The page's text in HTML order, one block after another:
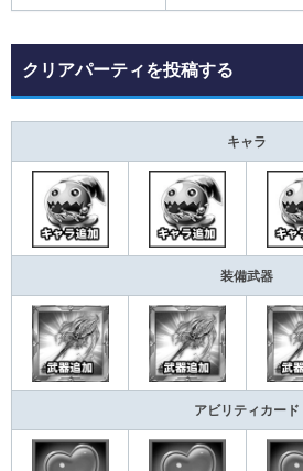
クリアパーティを投稿する
キャラ
装備武器
アビリティカード